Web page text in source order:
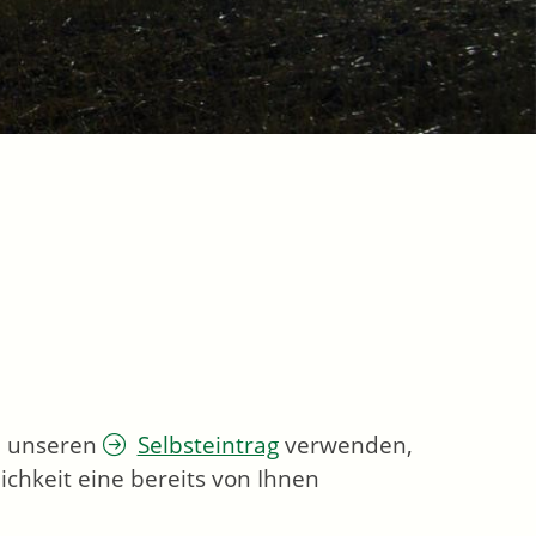
unseren Selbsteintragverwenden,
eine bereits von Ihnen